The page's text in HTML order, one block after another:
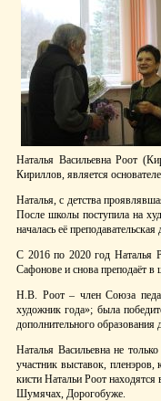
Наталья Васильевна Роот
Кириллов, является
Наталья, с детства
После школы поступила на
началась её
С 2016 по 2020 год Наталья
Сафонове и снова преподаёт в
Н.В. Роот – член Союза
художник года»; была
дополнительного образования
Наталья Васильевна не
участник выставок,
кисти Натальи Роот
Шумячах, Дорогобуже.